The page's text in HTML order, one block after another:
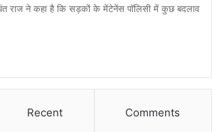
जयंत राज ने कहा है कि सड़कों के मेंटेनेंस पॉलिसी में कुछ बदलाव
Recent Comments